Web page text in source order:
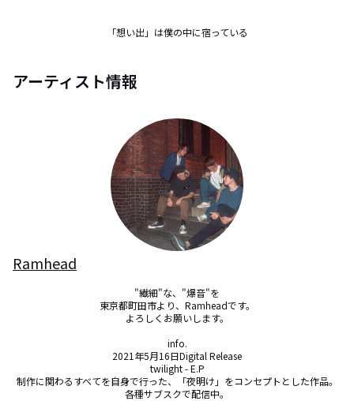
「想い出」は僕の中に宿っている
アーティスト情報
Ramhead
"繊細"な、"爆音"を
東京都町田市より、Ramheadです。
よろしくお願いします。
info.
2021年5月16日Digital Release
twilight - E.P
制作に関わるすべてを自身で行った、「夜明け」をコンセプトとした作品。
各種サブスクで配信中。